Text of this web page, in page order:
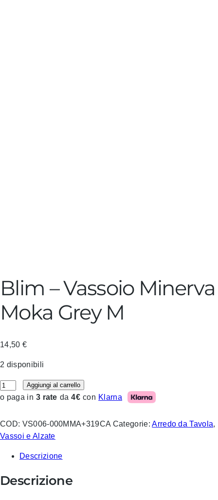
Blim – Vassoio Minerva
Moka Grey M
14,50 €
2 disponibili
Blim – Vassoio Minerva Moka Grey M quantità
Aggiungi al carrello
o paga in 3 rate da 4€ con Klarna
COD: VS006-000MMA+319CA Categorie:Arredo da Tavola,
Vassoi e Alzate
Descrizione
Descrizione